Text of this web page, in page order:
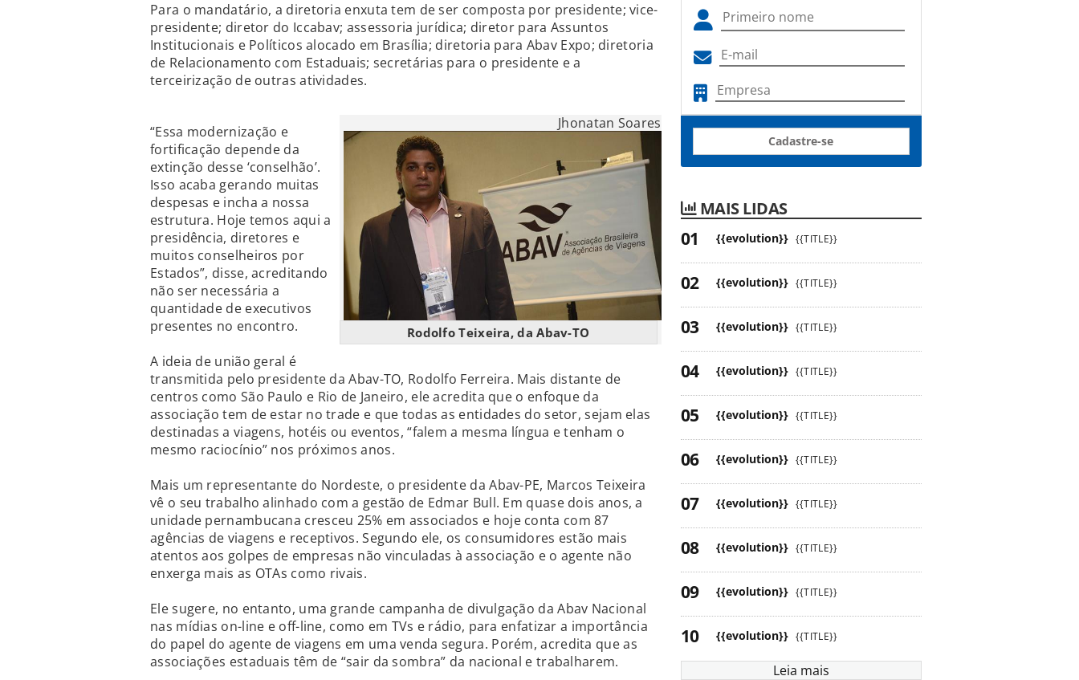
Para o mandatário, a diretoria enxuta tem de ser composta por presidente; vice-
presidente; diretor do Iccabav; assessoria jurídica; diretor para Assuntos
Institucionais e Políticos alocado em Brasília; diretoria para Abav Expo; diretoria
de Relacionamento com Estaduais; secretárias para o presidente e a
terceirização de outras atividades.
Jhonatan Soares
Rodolfo Teixeira, da Abav-TO
“Essa modernização e
fortificação depende da
extinção desse ‘conselhão’.
Isso acaba gerando muitas
despesas e incha a nossa
estrutura. Hoje temos aqui a
presidência, diretores e
muitos conselheiros por
Estados”, disse, acreditando
não ser necessária a
quantidade de executivos
presentes no encontro.
A ideia de união geral é
transmitida pelo presidente da Abav-TO, Rodolfo Ferreira. Mais distante de
centros como São Paulo e Rio de Janeiro, ele acredita que o enfoque da
associação tem de estar no trade e que todas as entidades do setor, sejam elas
destinadas a viagens, hotéis ou eventos, “falem a mesma língua e tenham o
mesmo raciocínio” nos próximos anos.
Mais um representante do Nordeste, o presidente da Abav-PE, Marcos Teixeira
vê o seu trabalho alinhado com a gestão de Edmar Bull. Em quase dois anos, a
unidade pernambucana cresceu 25% em associados e hoje conta com 87
agências de viagens e receptivos. Segundo ele, os consumidores estão mais
atentos aos golpes de empresas não vinculadas à associação e o agente não
enxerga mais as OTAs como rivais.
Ele sugere, no entanto, uma grande campanha de divulgação da Abav Nacional
nas mídias on-line e off-line, como em TVs e rádio, para enfatizar a importância
do papel do agente de viagens em uma venda segura. Porém, acredita que as
associações estaduais têm de “sair da sombra” da nacional e trabalharem.
Cadastre-se
MAIS LIDAS
{{evolution}} {{TITLE}}
{{evolution}} {{TITLE}}
{{evolution}} {{TITLE}}
{{evolution}} {{TITLE}}
{{evolution}} {{TITLE}}
{{evolution}} {{TITLE}}
{{evolution}} {{TITLE}}
{{evolution}} {{TITLE}}
{{evolution}} {{TITLE}}
{{evolution}} {{TITLE}}
Leia mais